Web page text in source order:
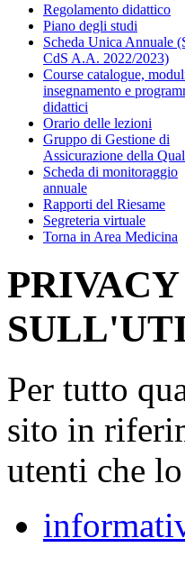
Regolamento didattico
Piano degli studi
Scheda Unica Annuale
CdS A.A. 2022/2023)
Course catalogue,
insegnamento e
didattici
Orario delle lezioni
Gruppo di Gestione di
Assicurazione della
Scheda di monitoraggio
annuale
Rapporti del Riesame
Segreteria virtuale
Torna in Area Medicina
Per tutto
sito in
utenti che